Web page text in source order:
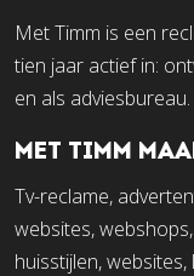
Met Timm is een
tien jaar actief in:
en als adviesbureau.
MET TIMM
Tv-reclame,
websites,
huisstijlen, websites,